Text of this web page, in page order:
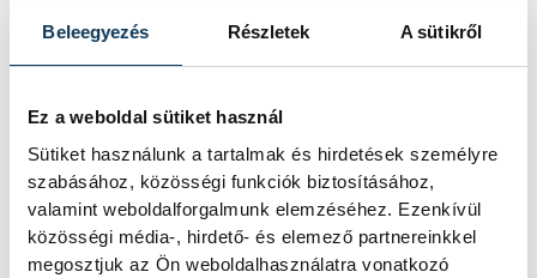
Beleegyezés Részletek A sütikről
Ez a weboldal sütiket használ
Sütiket használunk a tartalmak és hirdetések személyre
szabásához, közösségi funkciók biztosításához,
valamint weboldalforgalmunk elemzéséhez. Ezenkívül
közösségi média-, hirdető- és elemező partnereinkkel
megosztjuk az Ön weboldalhasználatra vonatkozó